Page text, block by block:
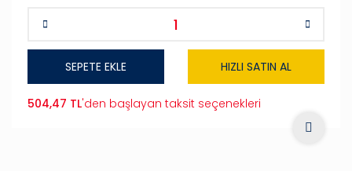
SEPETE EKLE HIZLI SATIN AL
504,47 TL'den başlayan taksit seçenekleri